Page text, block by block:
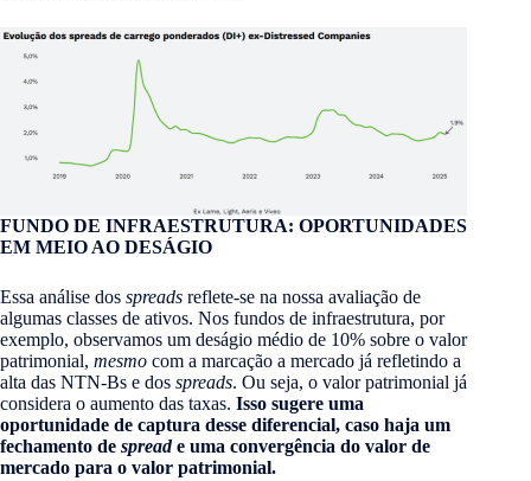
FUNDO DE INFRAESTRUTURA: OPORTUNIDADES
EM MEIO AO DESÁGIO
Essa análise dos spreads reflete-se na nossa avaliação de
algumas classes de ativos. Nos fundos de infraestrutura, por
exemplo, observamos um deságio médio de 10% sobre o valor
patrimonial, mesmo com a marcação a mercado já refletindo a
alta das NTN-Bs e dos spreads. Ou seja, o valor patrimonial já
considera o aumento das taxas. Isso sugere uma
oportunidade de captura desse diferencial, caso haja um
fechamento de spreade uma convergência do valor de
mercado para o valor patrimonial.